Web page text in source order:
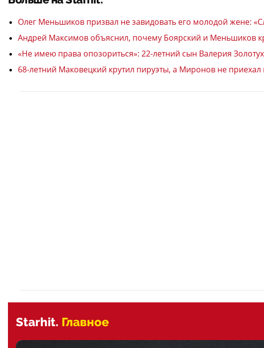
Олег Меньшиков призвал не завидовать его молодой жене:
Андрей Максимов объяснил, почему Боярский и Меньшиков
«Не имею права опозориться»: 22-летний сын Валерия
68-летний Маковецкий крутил пируэты, а Миронов не
Starhit. Главное